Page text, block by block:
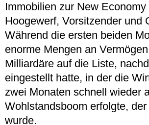
Immobilien zur New
Hoogewerf, Vorsitzender und
Während die ersten beiden
enorme Mengen an
Milliardäre auf die Liste,
eingestellt hatte, in der die
zwei Monaten schnell wieder
Wohlstandsboom erfolgte,
wurde.